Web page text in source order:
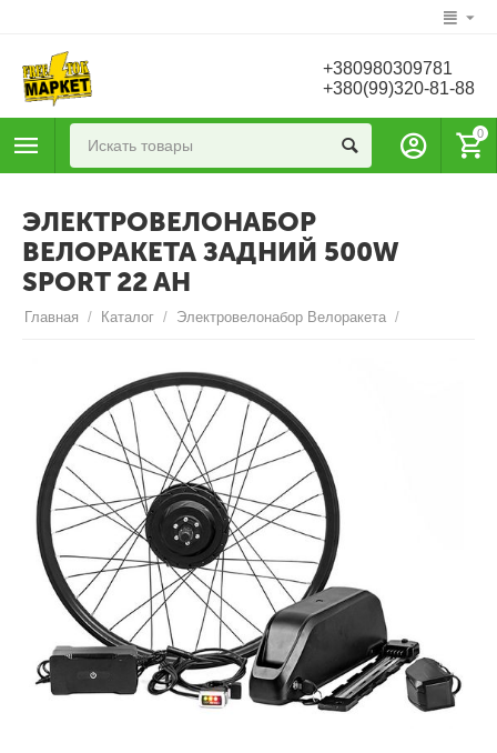
+380980309781
+380(99)320-81-88
0
ЭЛЕКТРОВЕЛОНАБОР
ВЕЛОРАКЕТА ЗАДНИЙ 500W
SPORT 22 AH
Главная / Каталог / Электровелонабор Велоракета /